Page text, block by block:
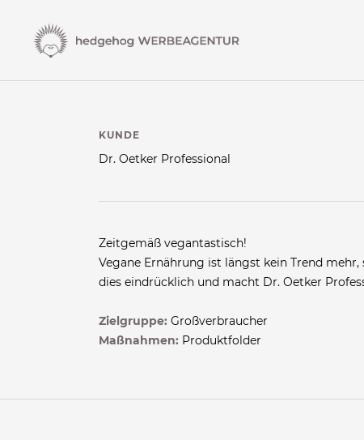
KUNDE
Dr. Oetker Professional
Zeitgemäß vegantastisch!
Vegane Ernährung ist längst kein Trend
dies eindrücklich und macht Dr. Oetker
Zielgruppe: Großverbraucher
Maßnahmen: Produktfolder